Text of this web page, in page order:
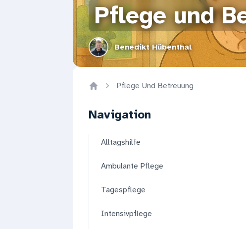
Pflege und
Benedikt Hübenthal
Pflege Und Betreuung
Navigation
Alltagshilfe
Ambulante Pflege
Tagespflege
Intensivpflege